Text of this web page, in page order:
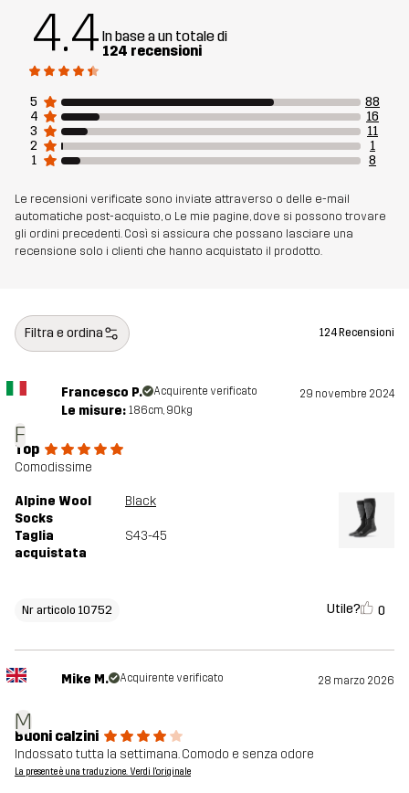
4.4 In base a un totale di
124 recensioni
5
88
4
16
3
11
2
1
1
8
Le recensioni verificate sono inviate attraverso o delle e-mail
automatiche post-acquisto, o Le mie pagine, dove si possono trovare
gli ordini precedenti. Così si assicura che possano lasciare una
recensione solo i clienti che hanno acquistato il prodotto.
Filtra e ordina 124 Recensioni
F
Francesco P. Acquirente verificato 29 novembre 2024
Le misure: 186cm, 90kg
Top
Comodissime
Alpine Wool
Socks
Black
Taglia
acquistata
S43-45
Nr articolo 10752 Utile? 0
M
Mike M. Acquirente verificato 28 marzo 2026
Buoni calzini
Indossato tutta la settimana. Comodo e senza odore
La presente è una traduzione. Verdi l'originale